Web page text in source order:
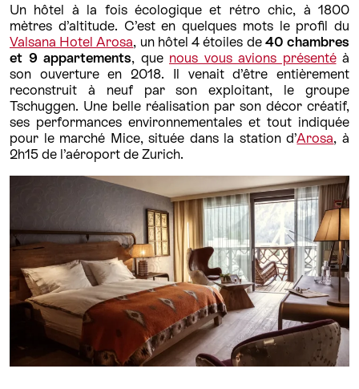
Un hôtel à la fois écologique et rétro chic, à 1800
mètres d’altitude. C’est en quelques mots le profil du
Valsana Hotel Arosa, un hôtel 4 étoiles de 40 chambres
et 9 appartements, que nous vous avions présentéà
son ouverture en 2018. Il venait d’être entièrement
reconstruit à neuf par son exploitant, le groupe
Tschuggen. Une belle réalisation par son décor créatif,
ses performances environnementales et tout indiquée
pour le marché Mice, située dans la station d’Arosa, à
2h15 de l’aéroport de Zurich.